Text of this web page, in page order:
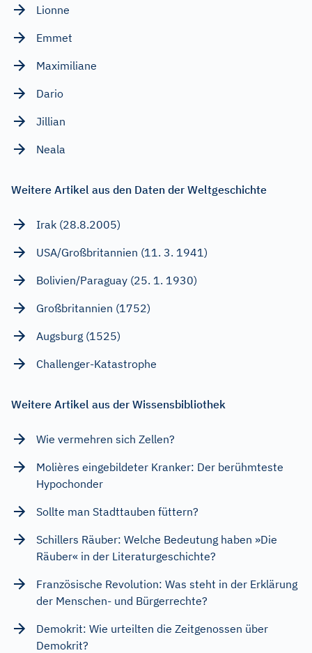
Lionne
Emmet
Maximiliane
Dario
Jillian
Neala
Weitere Artikel aus den Daten der Weltgeschichte
Irak (28.8.2005)
USA/Großbritannien (11. 3. 1941)
Bolivien/Paraguay (25. 1. 1930)
Großbritannien (1752)
Augsburg (1525)
Challenger-Katastrophe
Weitere Artikel aus der Wissensbibliothek
Wie vermehren sich Zellen?
Molières eingebildeter Kranker: Der berühmteste
Hypochonder
Sollte man Stadttauben füttern?
Schillers Räuber: Welche Bedeutung haben »Die
Räuber« in der Literaturgeschichte?
Französische Revolution: Was steht in der Erklärung
der Menschen- und Bürgerrechte?
Demokrit: Wie urteilten die Zeitgenossen über
Demokrit?